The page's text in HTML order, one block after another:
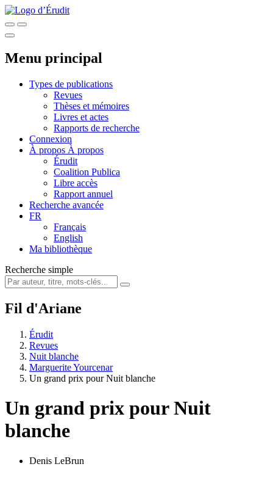
Menu principal
Types de publications
Revues
Thèses et mémoires
Livres et actes
Rapports de recherche
Connexion
À propos À propos
Érudit
Coalition Publica
Libre accès
Rapport annuel
Recherche avancée
FR
Français
English
Ma bibliothèque
Recherche simple
Fil d'Ariane
Érudit
Revues
Nuit blanche
Marguerite Yourcenar
Un grand prix pour Nuit blanche
Un grand prix pour Nuit
blanche
Denis LeBrun